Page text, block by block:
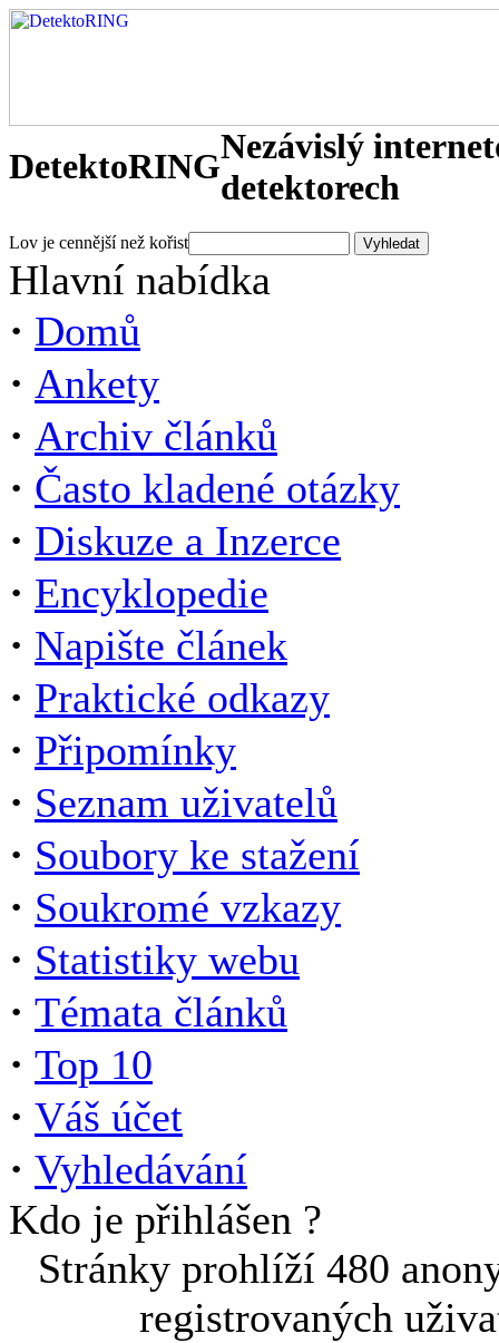
DetektoRINGNezávislý
detektorech
Lov je cennější než kořist
Hlavní nabídka
· Domů
· Ankety
· Archiv článků
· Často kladené otázky
· Diskuze a Inzerce
· Encyklopedie
· Napište článek
· Praktické odkazy
· Připomínky
· Seznam uživatelů
· Soubory ke stažení
· Soukromé vzkazy
· Statistiky webu
· Témata článků
· Top 10
· Váš účet
· Vyhledávání
Kdo je přihlášen ?
Stránky prohlíží 480
registrovaných